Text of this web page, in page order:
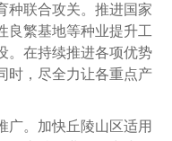
种联合攻关。推进国家
良繁基地等种业提升工
。在持续推进各项优势
时，尽全力让各重点产
。加快丘陵山区适用